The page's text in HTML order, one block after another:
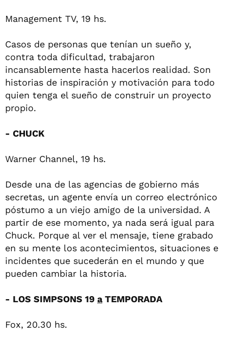
Management TV, 19 hs.
Casos de personas que tenían un sueño y,
contra toda dificultad, trabajaron
incansablemente hasta hacerlos realidad. Son
historias de inspiración y motivación para todo
quien tenga el sueño de construir un proyecto
propio.
- CHUCK
Warner Channel, 19 hs.
Desde una de las agencias de gobierno más
secretas, un agente envía un correo electrónico
póstumo a un viejo amigo de la universidad. A
partir de ese momento, ya nada será igual para
Chuck. Porque al ver el mensaje, tiene grabado
en su mente los acontecimientos, situaciones e
incidentes que sucederán en el mundo y que
pueden cambiar la historia.
- LOS SIMPSONS 19 aTEMPORADA
Fox, 20.30 hs.